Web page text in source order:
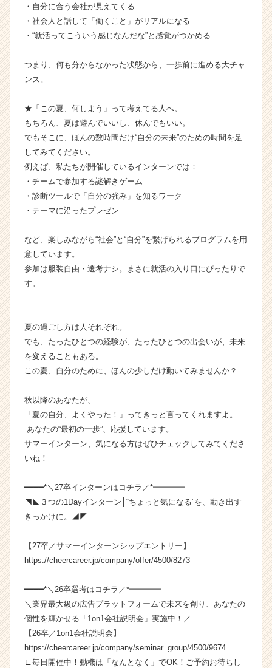
カ
ウ
ト
届
サ
イ
ト
ア
ャ
リ
ア
h
e
e
e
・自分に合う会社が見えてくる
・社会人と話して「働くこと」がリアルになる
・“就活ってこういう感じなんだな”と感覚がつかめる
つまり、何も分からなかった状態から、一歩前に進める大チャ
ンス。
★「この夏、何しよう」って考えてる人へ。
もちろん、夏は遊んでいいし、休んでもいい。
でもそこに、ほんの数時間だけ“自分の未来”のための時間を足
してみてください。
例えば、私たちが開催しているインターンでは：
・チームで参加する謎解きゲーム
・診断ツールで「自分の強み」を知るワーク
・テーマに沿ったプレゼン
など、楽しみながら“社会”と“自分”を繋げられるプログラムを用
意しています。
参加は服装自由・選考ナシ。まさに就活の入り口にぴったりで
す。
夏の過ごし方は人それぞれ。
でも、たったひとつの経験が、たったひとつの出会いが、未来
を変えることもある。
この夏、自分のために、ほんの少しだけ動いてみませんか？
秋以降のあなたが、
「夏の自分、よくやった！」ってきっと言ってくれますよ。
あなたの“最初の一歩”、応援しています。
サマーインターン、気になる方はぜひチェックしてみてくださ
いね！
━━━━*＼27卒インターンはコチラ／*━━━━
◥◣３つの1Dayインターン│“ちょっと気になる”を、動き出す
きっかけに。◢◤
【27卒／サマーインターンシップエントリー】
https://cheercareer.jp/company/offer/4500/8273
━━━━*＼26卒選考はコチラ／*━━━━
＼業界最大級の広告プラットフォームで未来を創り、あなたの
個性を輝かせる「1on1会社説明会」実施中！／
【26卒／1on1会社説明会】
https://cheercareer.jp/company/seminar_group/4500/9674
∟毎日開催中！動機は「なんとなく」でOK！ご予約お待ちし